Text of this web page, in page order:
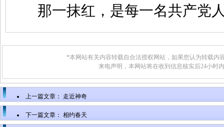
那一抹红，是每一名共产党
*本网站有关内容转载自合法授权网站，如果您认为转载内
来电声明，本网站将在收到信息核实后24小时
上一篇文章： 走近神奇
下一篇文章： 相约春天